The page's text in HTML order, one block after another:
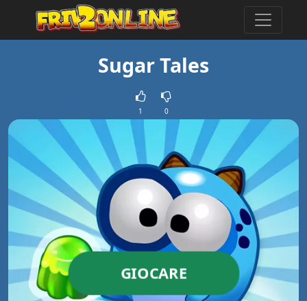
Sugar Tales
1 0
GIOCARE